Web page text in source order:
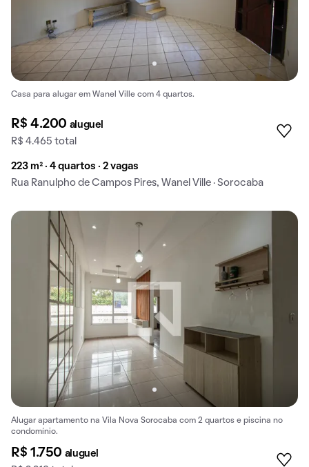
Casa para alugar em Wanel Ville com 4 quartos.
R$ 4.200 aluguel
R$ 4.465 total
223 m² · 4 quartos · 2 vagas
Rua Ranulpho de Campos Pires, Wanel Ville · Sorocaba
Alugar apartamento na Vila Nova Sorocaba com 2 quartos e piscina no
condomínio.
R$ 1.750 aluguel